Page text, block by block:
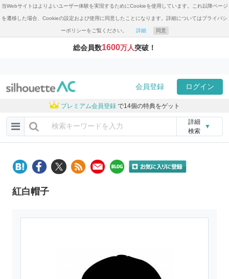
当Webサイトはよりよいユーザー体験を実現するためにCookieを使用しています。これ以降ページ
を遷移した場合、Cookieの設定および使用に同意したことになります。詳細についてはプライバシ
ーポリシーをご覧ください。 詳細 同意
総会員数1600万人突破！
会員登録 ログイン
プレミアム会員登録 で14個の特典をゲット
詳細
検索
▼
紅白帽子